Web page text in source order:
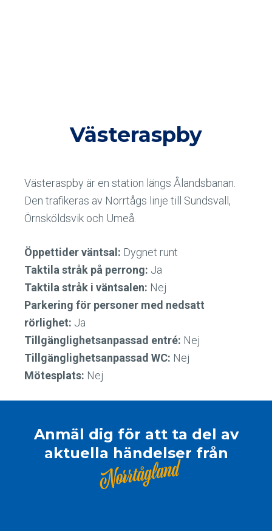
Västeraspby
Västeraspby är en station längs Ålandsbanan.
Den trafikeras av Norrtågs linje till Sundsvall,
Örnsköldsvik och Umeå.
Öppettider väntsal: Dygnet runt
Taktila stråk på perrong: Ja
Taktila stråk i väntsalen: Nej
Parkering för personer med nedsatt
rörlighet: Ja
Tillgänglighetsanpassad entré: Nej
Tillgänglighetsanpassad WC: Nej
Mötesplats: Nej
Anmäl dig för att ta del av
aktuella händelser från
Norrtågland